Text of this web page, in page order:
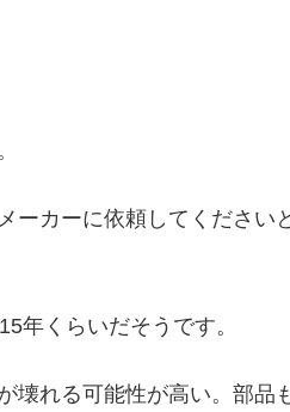
ーカーに依頼してください
年くらいだそうです。
壊れる可能性が高い。部品